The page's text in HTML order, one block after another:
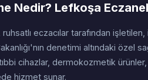
Nedir? Lefkoşa
eczacılar tarafından
denetimi altındaki
cihazlar, dermokozmetik
hizmet sunar.